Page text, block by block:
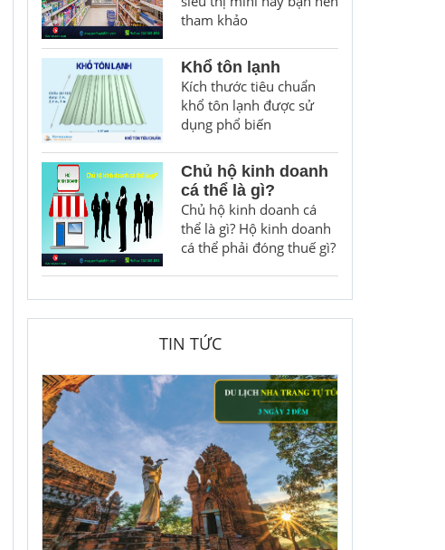
tham khảo
Khổ tôn lạnh
Kích thước tiêu chuẩn
khổ tôn lạnh được sử
dụng phổ biến
Chủ hộ kinh doanh
cá thể là gì?
Chủ hộ kinh doanh cá
thể là gì? Hộ kinh doanh
cá thể phải đóng thuế gì?
TIN TỨC